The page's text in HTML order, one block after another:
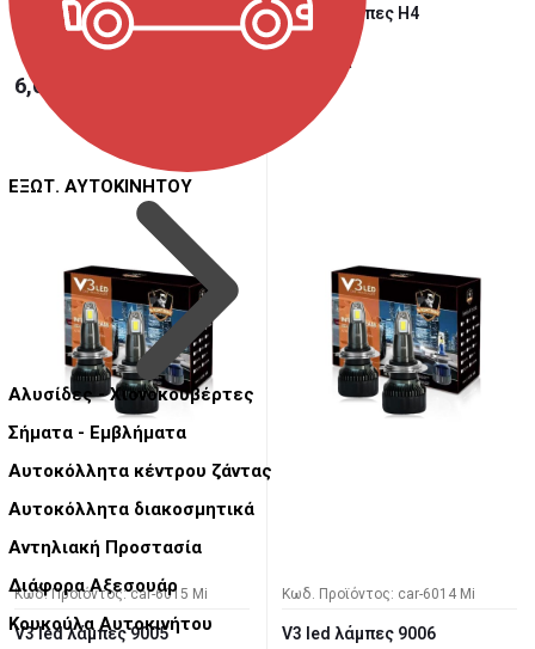
ΕΞΩΤ. ΑΥΤΟΚΙΝΗΤΟΥ
Αλυσίδες - Χιονοκουβέρτες
Σήματα - Εμβλήματα
Αυτοκόλλητα κέντρου ζάντας
Αυτοκόλλητα διακοσμητικά
Αντηλιακή Προστασία
Διάφορα Αξεσουάρ
Κουκούλα Αυτοκινήτου
Λάμπες led T10 12SMD 2
τεμάχια canbus
6,00 €
V3 led λάμπες H4
29,50 €
Κωδ. Προϊόντος: car-6015 Mi
V3 led λάμπες 9005
Κωδ. Προϊόντος: car-6014 Mi
V3 led λάμπες 9006